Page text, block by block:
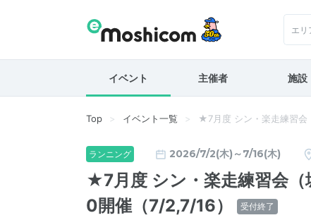
エリ
イベント 主催者 施設
Top イベント一覧 ★7月度 シン・楽走練習会
ランニング 2026/7/2(木)～7/16(木)
★7月度 シン・楽走練習会
0開催（7/2,7/16）
受付終了